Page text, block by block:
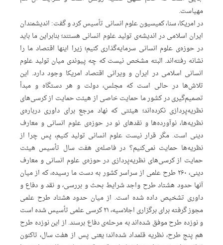
مهیاست.
در امریکا، سنا، کمیسیون علوم انسانی تأسیس کرد و گفت: اندیشمندان
ایران اسلامی در اندیشه‌ی تولید علوم انسانی هستند؛ بنابراین ما باید
در حوزه‌ی علوم انسانی سرمایه‌گذاری کنیم؛ زیرا اینها اقتصاد ما را
نشانه رفته‌اند. البته مشخص نیست که چه پیوندی میان تولید علوم
انسانی اسلامی در ایران و ویرانی اقتصاد امریکا وجود دارد. این
تلاش‌ها در حالی است که مجلس، دولت و هر دستگاه و مبدأ
تصمیم‌گیری در کشور ما حمایت خاصی از هیئت حمایت از کرسی‌های
نظریه‌پردازی نکرده‌اند؛ هیئتی که نهاد مرجع برای داوری درباره‌ی
نظریه‌ها، نوآورده‌ها و نقدهای نو در حوزه‌ی علوم انسانی و معارف
دینی است. مگر قرار نیست علوم انسانی تولید کنیم، پس چرا از
نظریه‌ها حمایت نمی‌کنیم؟ در فاصله‌ی هفت سال تأسیس هیئت
حمایت از کرسی‌های نظریه‌پردازی در حوزه‌ی علوم انسانی و معارف
دینی، ۲۶۰ طرح علمی از سراسر کشور به دست ما رسیده، که از میان
آنها حدود هشتاد طرح واجد شرایط بحث و بررسی، و نقد و دفاع و
داوری تشخیص داده شده است. از میان حدود هشتاد طرح علمی
مجوز گرفته برای برگزاری اجلاسیه، ۲۱ کرسی علمی تأسیس شده است
و نوزده طرح موفق شده‌اند به مرحله‌ی دفاع برسند. از این نوزده طرح
هم پنج طرح، نظریه قلمداد شده‌اند؛ یعنی پس از هفت سال، تاکنون